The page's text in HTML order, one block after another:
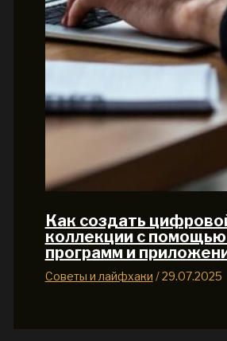
Как создать
коллекции с
программ и
Советы и лайфхаки /29.07.2025